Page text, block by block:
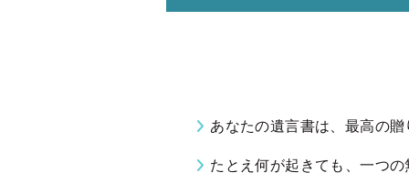
あなたの遺言書は、最高の贈
たとえ何が起きても、一つの